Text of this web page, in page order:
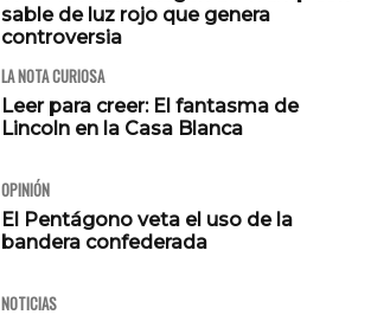
sable de luz rojo que genera
controversia
LA NOTA CURIOSA
Leer para creer: El fantasma de
Lincoln en la Casa Blanca
OPINIÓN
El Pentágono veta el uso de la
bandera confederada
NOTICIAS